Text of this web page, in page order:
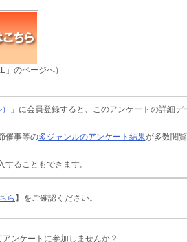
」のページへ）
」 に会員登録すると、このアンケートの詳細デ
催事等の多ジャンルのアンケート結果が多数閲
することもできます。
ら 】をご確認ください。
ンケートに参加しませんか？